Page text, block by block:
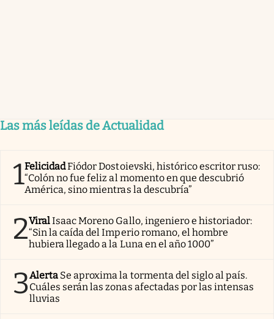
Las más leídas de Actualidad
1FelicidadFiódor Dostoievski, histórico escritor ruso:
“Colón no fue feliz al momento en que descubrió
América, sino mientras la descubría”
2ViralIsaac Moreno Gallo, ingeniero e historiador:
“Sin la caída del Imperio romano, el hombre
hubiera llegado a la Luna en el año 1000”
3Alerta Se aproxima la tormenta del siglo al país.
Cuáles serán las zonas afectadas por las intensas
lluvias